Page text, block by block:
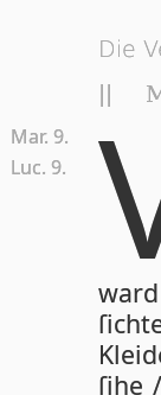
Die
Mar. 9.
Luc. 9.
ſi­he